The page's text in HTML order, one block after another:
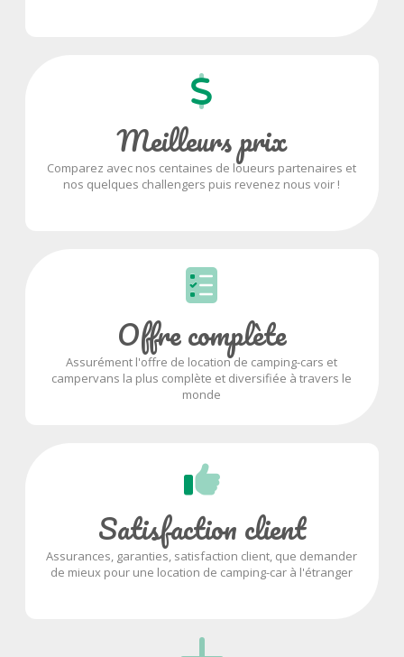
Meilleurs prix
Comparez avec nos centaines de loueurs partenaires et
nos quelques challengers puis revenez nous voir !
Offre complète
Assurément l'offre de location de camping-cars et
campervans la plus complète et diversifiée à travers le
monde
Satisfaction client
Assurances, garanties, satisfaction client, que demander
de mieux pour une location de camping-car à l'étranger